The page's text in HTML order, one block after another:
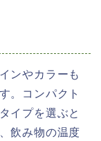
ンやカラーも
。コンパクト
イプを選ぶと
飲み物の温度